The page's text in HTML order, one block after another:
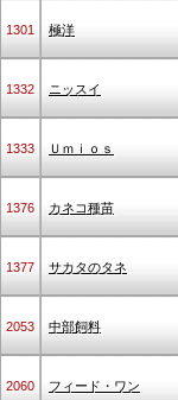
1301 極洋
1332 ニッスイ
1333 Ｕｍｉｏｓ
1376 カネコ種苗
1377 サカタのタネ
2053 中部飼料
2060 フィード・ワン